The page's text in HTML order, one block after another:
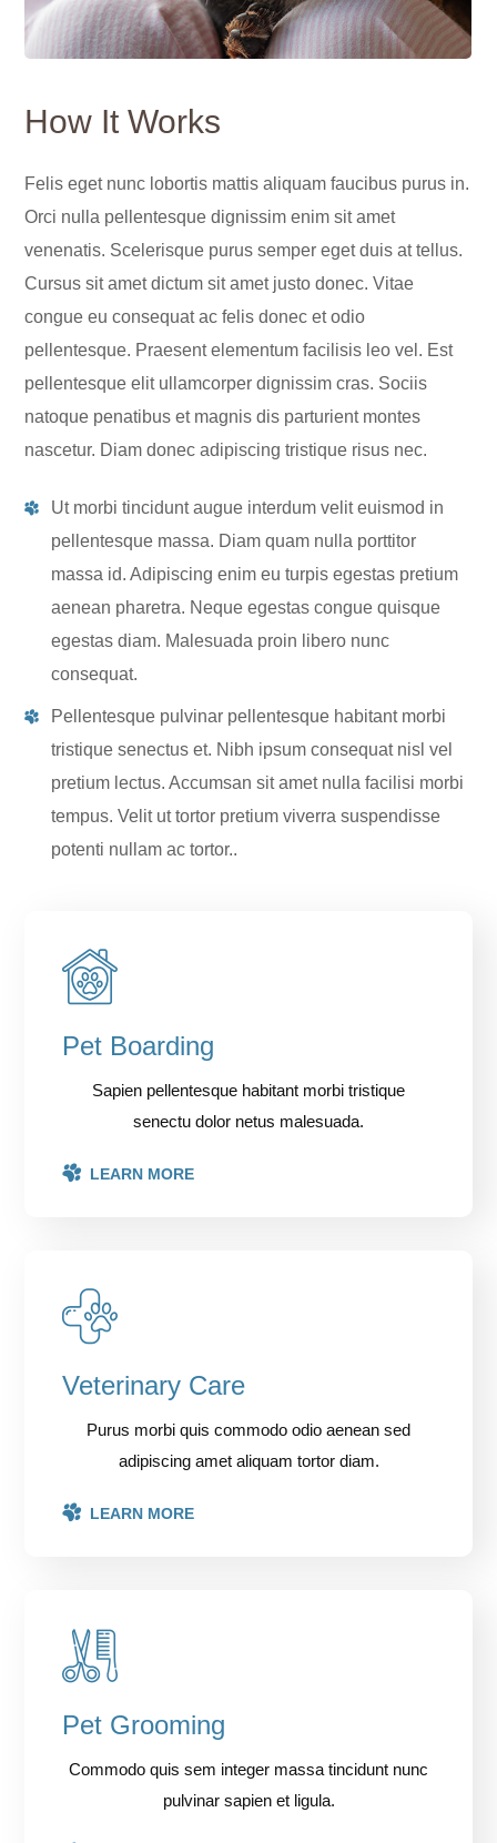
How It Works
Felis eget nunc lobortis mattis aliquam faucibus purus in.
Orci nulla pellentesque dignissim enim sit amet
venenatis. Scelerisque purus semper eget duis at tellus.
Cursus sit amet dictum sit amet justo donec. Vitae
congue eu consequat ac felis donec et odio
pellentesque. Praesent elementum facilisis leo vel. Est
pellentesque elit ullamcorper dignissim cras. Sociis
natoque penatibus et magnis dis parturient montes
nascetur. Diam donec adipiscing tristique risus nec.
Ut morbi tincidunt augue interdum velit euismod in
pellentesque massa. Diam quam nulla porttitor
massa id. Adipiscing enim eu turpis egestas pretium
aenean pharetra. Neque egestas congue quisque
egestas diam. Malesuada proin libero nunc
consequat.
Pellentesque pulvinar pellentesque habitant morbi
tristique senectus et. Nibh ipsum consequat nisl vel
pretium lectus. Accumsan sit amet nulla facilisi morbi
tempus. Velit ut tortor pretium viverra suspendisse
potenti nullam ac tortor..
Pet Boarding
Sapien pellentesque habitant morbi tristique
senectu dolor netus malesuada.
LEARN MORE
Veterinary Care
Purus morbi quis commodo odio aenean sed
adipiscing amet aliquam tortor diam.
LEARN MORE
Pet Grooming
Commodo quis sem integer massa tincidunt nunc
pulvinar sapien et ligula.